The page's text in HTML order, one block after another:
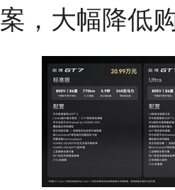
案，大幅降低